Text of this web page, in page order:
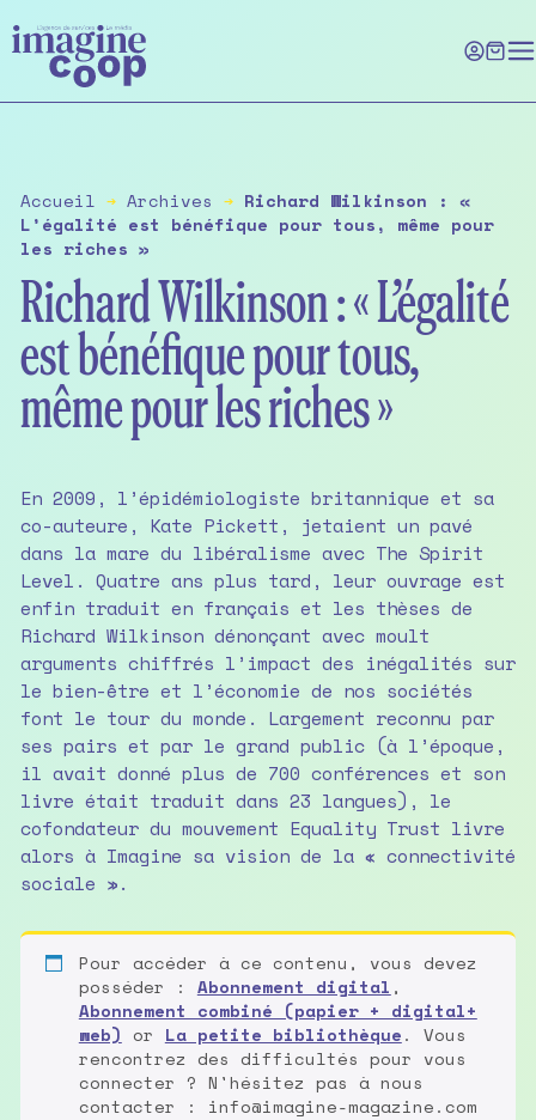
to
the
content
Accueil ➔ Archives ➔ Richard Wilkinson : «
L’égalité est bénéfique pour tous, même pour
les riches »
Richard Wilkinson : « L’égalité
est bénéfique pour tous,
même pour les riches »
En 2009, l’épidémiologiste britannique et sa
co-auteure, Kate Pickett, jetaient un pavé
dans la mare du libéralisme avec The Spirit
Level. Quatre ans plus tard, leur ouvrage est
enfin traduit en français et les thèses de
Richard Wilkinson dénonçant avec moult
arguments chiffrés l’impact des inégalités sur
le bien-être et l’économie de nos sociétés
font le tour du monde. Largement reconnu par
ses pairs et par le grand public (à l’époque,
il avait donné plus de 700 conférences et son
livre était traduit dans 23 langues), le
cofondateur du mouvement Equality Trust livre
alors à Imagine sa vision de la « connectivité
sociale ».
Pour accéder à ce contenu, vous devez
posséder : Abonnement digital ,
Abonnement combiné (papier + digital+
web) or La petite bibliothèque. Vous
rencontrez des difficultés pour vous
connecter ? N'hésitez pas à nous
contacter : info@imagine-magazine.com